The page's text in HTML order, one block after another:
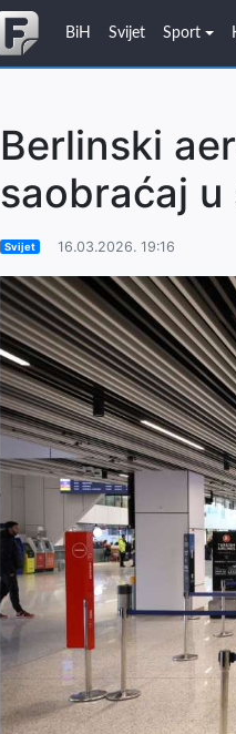
BiH Svijet Sport
Berlinski
saobraćaj
Svijet 16.03.2026. 19:16